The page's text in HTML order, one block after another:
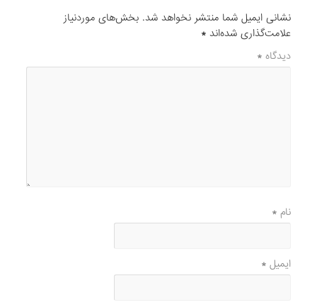
نشانی ایمیل شما منتشر نخواهد شد. بخش‌های موردنیاز
علامت‌گذاری شده‌اند*
دیدگاه*
نام*
ایمیل*